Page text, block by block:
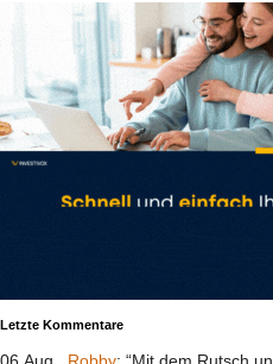
Letzte Kommentare